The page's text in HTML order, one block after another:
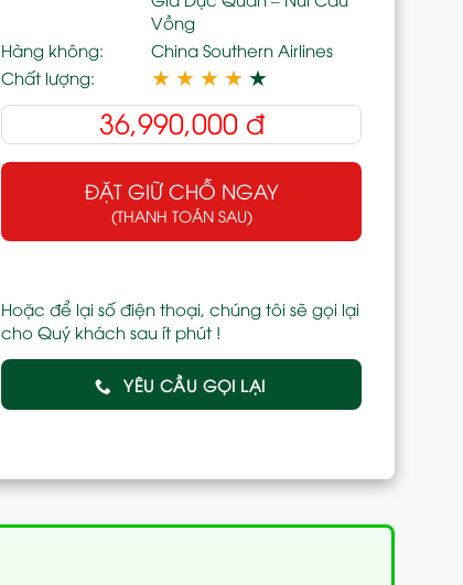
Vồng
Hàng không:
China Southern Airlines
Chất lượng:
★ ★ ★ ★ ★
36,990,000đ
ĐẶT GIỮ CHỖ NGAY
(THANH TOÁN SAU)
Hoặc để lại số điện thoại, chúng tôi sẽ gọi lại
cho Quý khách sau ít phút !
YÊU CẦU GỌI LẠI